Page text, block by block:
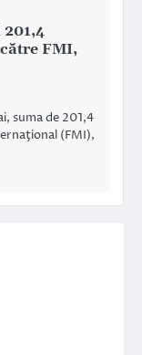
FMI,
suma de 201,4
(FMI),